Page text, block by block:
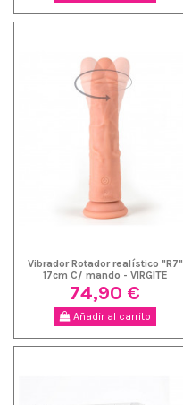
Vibrador Rotador realístico "R7"
17cm C/ mando - VIRGITE
74,90 €
Añadir al carrito